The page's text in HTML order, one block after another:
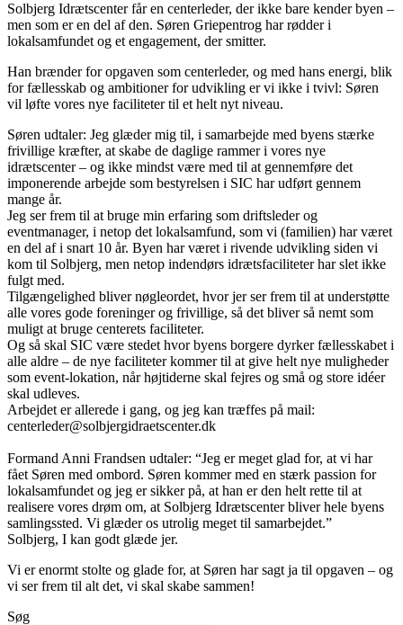
Solbjerg Idrætscenter får en centerleder, der ikke bare kender byen –
men som er en del af den. Søren Griepentrog har rødder i
lokalsamfundet og et engagement, der smitter.
Han brænder for opgaven som centerleder, og med hans energi, blik
for fællesskab og ambitioner for udvikling er vi ikke i tvivl: Søren
vil løfte vores nye faciliteter til et helt nyt niveau.
Søren udtaler: Jeg glæder mig til, i samarbejde med byens stærke
frivillige kræfter, at skabe de daglige rammer i vores nye
idrætscenter – og ikke mindst være med til at gennemføre det
imponerende arbejde som bestyrelsen i SIC har udført gennem
mange år.
Jeg ser frem til at bruge min erfaring som driftsleder og
eventmanager, i netop det lokalsamfund, som vi (familien) har været
en del af i snart 10 år. Byen har været i rivende udvikling siden vi
kom til Solbjerg, men netop indendørs idrætsfaciliteter har slet ikke
fulgt med.
Tilgængelighed bliver nøgleordet, hvor jer ser frem til at understøtte
alle vores gode foreninger og frivillige, så det bliver så nemt som
muligt at bruge centerets faciliteter.
Og så skal SIC være stedet hvor byens borgere dyrker fællesskabet i
alle aldre – de nye faciliteter kommer til at give helt nye muligheder
som event-lokation, når højtiderne skal fejres og små og store idéer
skal udleves.
Arbejdet er allerede i gang, og jeg kan træffes på mail:
centerleder@solbjergidraetscenter.dk
Formand Anni Frandsen udtaler: “Jeg er meget glad for, at vi har
fået Søren med ombord. Søren kommer med en stærk passion for
lokalsamfundet og jeg er sikker på, at han er den helt rette til at
realisere vores drøm om, at Solbjerg Idrætscenter bliver hele byens
samlingssted. Vi glæder os utrolig meget til samarbejdet.”
Solbjerg, I kan godt glæde jer.
Vi er enormt stolte og glade for, at Søren har sagt ja til opgaven – og
vi ser frem til alt det, vi skal skabe sammen!
Søg